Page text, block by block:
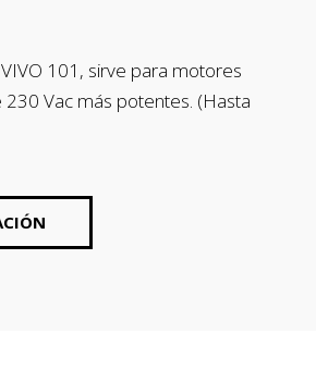
101, sirve para motores
Vac más potentes. (Hasta